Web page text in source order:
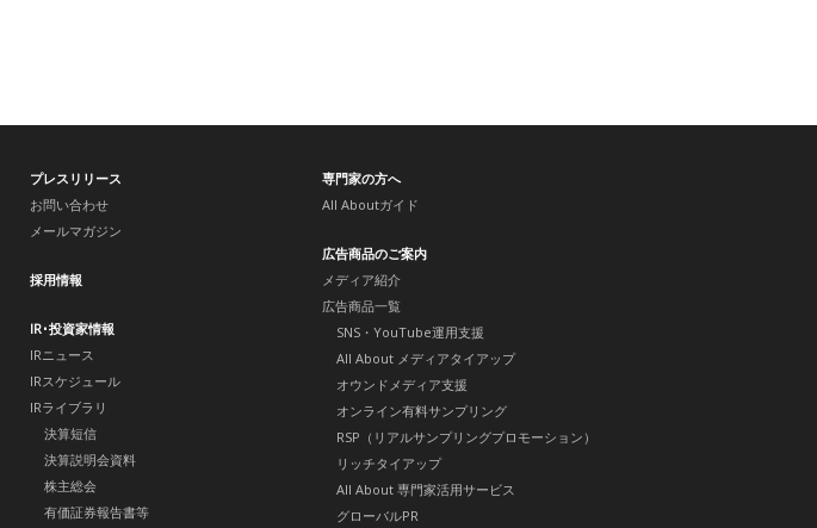
プレスリリース
お問い合わせ
メールマガジン
採用情報
IR･投資家情報
IRニュース
IRスケジュール
IRライブラリ
決算短信
決算説明会資料
株主総会
有価証券報告書等
専門家の方へ
All Aboutガイド
広告商品のご案内
メディア紹介
広告商品一覧
SNS・YouTube運用支援
All About メディアタイアップ
オウンドメディア支援
オンライン有料サンプリング
RSP（リアルサンプリングプロモーション）
リッチタイアップ
All About 専門家活用サービス
グローバルPR